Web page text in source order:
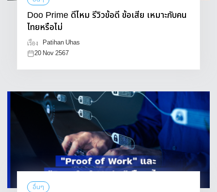
Doo Prime ดีไหม รีวิวข้อดี ข้อเสีย เหมาะกับคน
ไทยหรือไม่
เรื่อง
Patihan Uhas
20 Nov 2567
อื่นๆ